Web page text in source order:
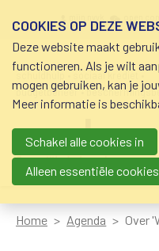
schuldhulp • sociaal krediet •
budgetbeheer •
Main navigation
Home Agenda Over
COOKIES OP DEZE
Deze website maakt
functioneren. Als je wilt
mogen gebruiken, kan je
Meer informatie is
Schakel alle cookies in
Alleen essentiële cookies